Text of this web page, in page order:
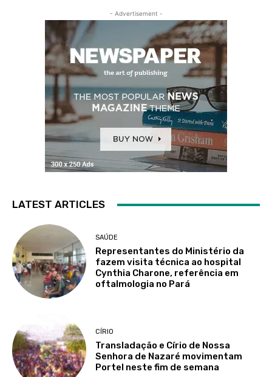
- Advertisement -
LATEST ARTICLES
SAÚDE
Representantes do Ministério da
fazem visita técnica ao hospital
Cynthia Charone, referência em
oftalmologia no Pará
CÍRIO
Transladação e Círio de Nossa
Senhora de Nazaré movimentam
Portel neste fim de semana